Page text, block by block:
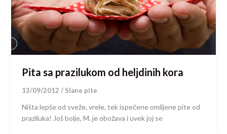
Pita sa prazilukom od heljdinih kora
13/09/2012 / Slane pite
Ništa lepše od sveže, vrele, tek ispečene omiljene pite od
praziluka! Još bolje, M. je obožava i uvek joj se